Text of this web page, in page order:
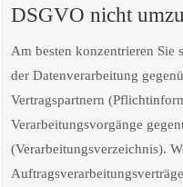
DSGVO nicht
Am besten konzentrieren Sie
der Datenverarbeitung
Vertragspartnern
Verarbeitungsvorgänge
(Verarbeitungsverzeichnis).